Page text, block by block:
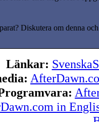
Diskutera om denna
Länkar:
in